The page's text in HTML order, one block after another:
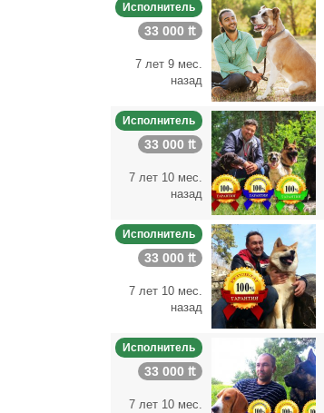
Исполнитель
33 000 ₶
7 лет 9 мес.
назад
Исполнитель
33 000 ₶
7 лет 10 мес.
назад
Исполнитель
33 000 ₶
7 лет 10 мес.
назад
Исполнитель
33 000 ₶
7 лет 10 мес.